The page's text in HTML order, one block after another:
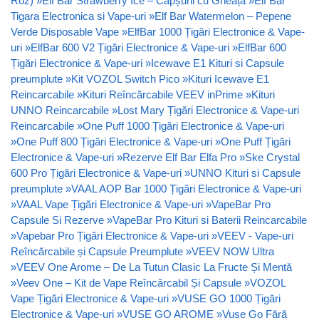
Tigara Electronica si Vape-uri »Elf Bar Watermelon – Pepene
Verde Disposable Vape »ElfBar 1000 Țigări Electronice & Vape-
uri »ElfBar 600 V2 Țigări Electronice & Vape-uri »ElfBar 600
Țigări Electronice & Vape-uri »Icewave E1 Kituri si Capsule
preumplute »Kit VOZOL Switch Pico »Kituri Icewave E1
Reincarcabile »Kituri Reîncărcabile VEEV inPrime »Kituri
UNNO Reincarcabile »Lost Mary Țigări Electronice & Vape-uri
Reincarcabile »One Puff 1000 Țigări Electronice & Vape-uri
»One Puff 800 Țigări Electronice & Vape-uri »One Puff Țigări
Electronice & Vape-uri »Rezerve Elf Bar Elfa Pro »Ske Crystal
600 Pro Țigări Electronice & Vape-uri »UNNO Kituri si Capsule
preumplute »VAAL AOP Bar 1000 Țigări Electronice & Vape-uri
»VAAL Vape Țigări Electronice & Vape-uri »VapeBar Pro
Capsule Si Rezerve »VapeBar Pro Kituri si Baterii Reincarcabile
»Vapebar Pro Țigări Electronice & Vape-uri »VEEV - Vape-uri
Reîncărcabile și Capsule Preumplute »VEEV NOW Ultra
»VEEV One Arome – De La Tutun Clasic La Fructe Și Mentă
»Veev One – Kit de Vape Reîncărcabil Și Capsule »VOZOL
Vape Țigări Electronice & Vape-uri »VUSE GO 1000 Țigări
Electronice & Vape-uri »VUSE GO AROME »Vuse Go Fără